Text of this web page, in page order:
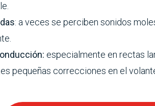
: a veces se perciben sonidos
especialmente en rectas
pequeñas correcciones en el